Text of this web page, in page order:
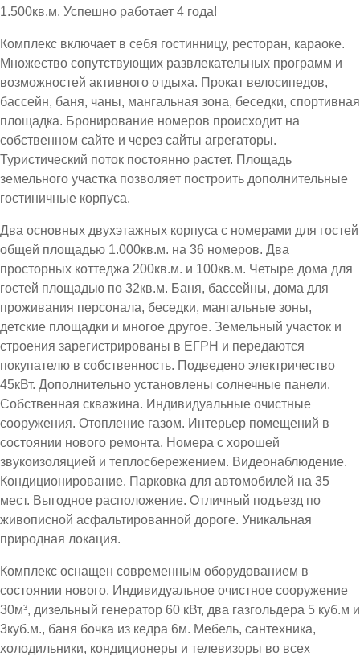
1.500кв.м. Успешно работает 4 года!
Комплекс включает в себя гостинницу, ресторан, караоке.
Множество сопутствующих развлекательных программ и
возможностей активного отдыха. Прокат велосипедов,
бассейн, баня, чаны, мангальная зона, беседки, спортивная
площадка. Бронирование номеров происходит на
собственном сайте и через сайты агрегаторы.
Туристический поток постоянно растет. Площадь
земельного участка позволяет построить дополнительные
гостиничные корпуса.
Два основных двухэтажных корпуса с номерами для гостей
общей площадью 1.000кв.м. на 36 номеров. Два
просторных коттеджа 200кв.м. и 100кв.м. Четыре дома для
гостей площадью по 32кв.м. Баня, бассейны, дома для
проживания персонала, беседки, мангальные зоны,
детские площадки и многое другое. Земельный участок и
строения зарегистрированы в ЕГРН и передаются
покупателю в собственность. Подведено электричество
45кВт. Дополнительно установлены солнечные панели.
Собственная скважина. Индивидуальные очистные
сооружения. Отопление газом. Интерьер помещений в
состоянии нового ремонта. Номера с хорошей
звукоизоляцией и теплосбережением. Видеонаблюдение.
Кондиционирование. Парковка для автомобилей на 35
мест. Выгодное расположение. Отличный подъезд по
живописной асфальтированной дороге. Уникальная
природная локация.
Комплекс оснащен современным оборудованием в
состоянии нового. Индивидуальное очистное сооружение
30м³, дизельный генератор 60 кВт, два газгольдера 5 куб.м и
3куб.м., баня бочка из кедра 6м. Мебель, сантехника,
холодильники, кондиционеры и телевизоры во всех